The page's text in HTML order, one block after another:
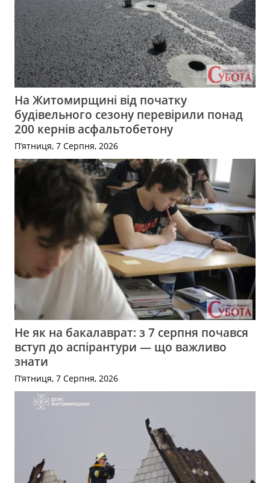
На Житомирщині від початку
будівельного сезону перевірили понад
200 кернів асфальтобетону
П’ятниця, 7 Серпня, 2026
Не як на бакалаврат: з 7 серпня почався
вступ до аспірантури — що важливо
знати
П’ятниця, 7 Серпня, 2026